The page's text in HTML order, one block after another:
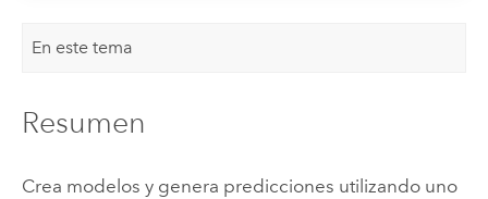
En este tema
Resumen
Crea modelos y genera predicciones utilizando uno